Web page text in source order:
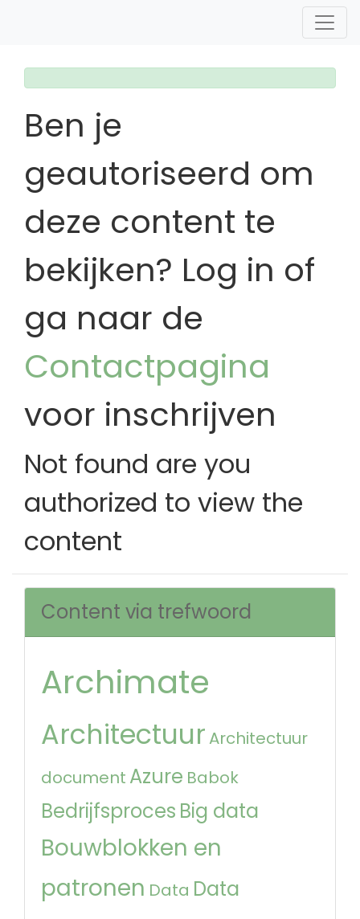
Ben je
geautoriseerd om
deze content te
bekijken? Log in of
ga naar de
Contactpagina
voor inschrijven
Not found are you
authorized to view the
content
Content via trefwoord
Archimate
Architectuur Architectuur
document Azure Babok
Bedrijfsproces Big data
Bouwblokken en
patronen Data Data